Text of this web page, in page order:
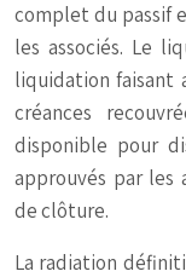
complet du passif
les associés. Le
liquidation faisant
créances
disponible pour
approuvés par les
de clôture.
La radiation